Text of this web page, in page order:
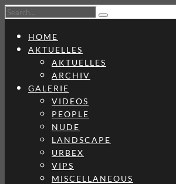
HOME
AKTUELLES
AKTUELLES
ARCHIV
GALERIE
VIDEOS
PEOPLE
NUDE
LANDSCAPE
URBEX
VIPS
MISCELLANEOUS